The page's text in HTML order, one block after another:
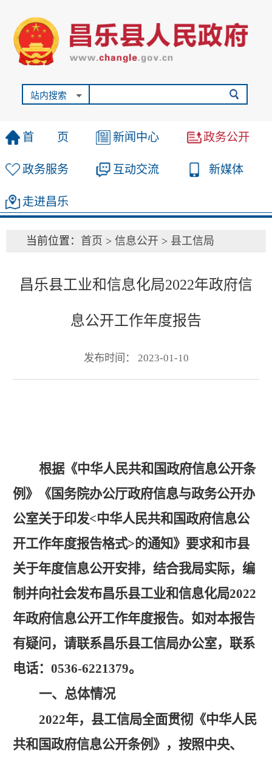
站内搜索
首 页 新闻中心 政务公开
政务服务 互动交流 新媒体
走进昌乐
当前位置： 首页 > 信息公开 > 县工信局
昌乐县工业和信息化局2022年政府信
息公开工作年度报告
发布时间： 2023-01-10
根据《中华人民共和国政府信息公开条
例》《国务院办公厅政府信息与政务公开办
公室关于印发<中华人民共和国政府信息公
开工作年度报告格式>的通知》要求和市县
关于年度信息公开安排，结合我局实际，编
制并向社会发布昌乐县工业和信息化局2022
年政府信息公开工作年度报告。如对本报告
有疑问，请联系昌乐县工信局办公室，联系
电话：0536-6221379。
一、总体情况
2022年，县工信局全面贯彻《中华人民
共和国政府信息公开条例》，按照中央、